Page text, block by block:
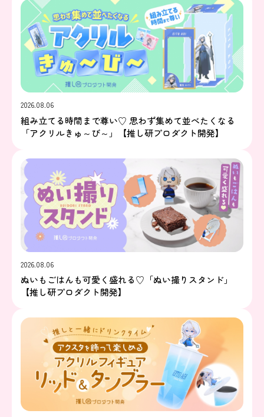
2026.08.06
組み立てる時間まで尊い♡ 思わず集めて並べたくなる
「アクリルきゅ～び～」【推し研プロダクト開発】
2026.08.06
ぬいもごはんも可愛く盛れる♡「ぬい撮りスタンド」
【推し研プロダクト開発】